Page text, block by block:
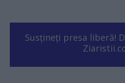
Susțineți presa liberă!